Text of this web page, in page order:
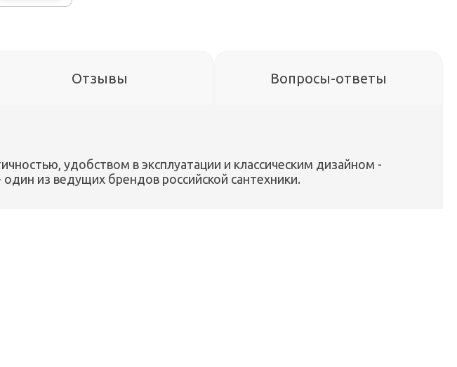
Отзывы Вопросы-ответы
удобством в эксплуатации и классическим дизайном -
из ведущих брендов российской сантехники.